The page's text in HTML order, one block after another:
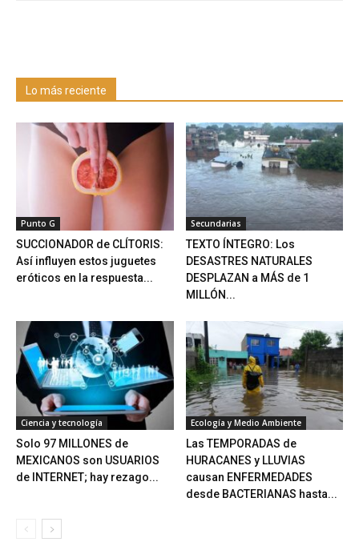
Lo más reciente
Punto G
SUCCIONADOR de CLÍTORIS:
Así influyen estos juguetes
eróticos en la respuesta...
Secundarias
TEXTO ÍNTEGRO: Los
DESASTRES NATURALES
DESPLAZAN a MÁS de 1
MILLÓN...
Ciencia y tecnología
Solo 97 MILLONES de
MEXICANOS son USUARIOS
de INTERNET; hay rezago...
Ecología y Medio Ambiente
Las TEMPORADAS de
HURACANES y LLUVIAS
causan ENFERMEDADES
desde BACTERIANAS hasta...